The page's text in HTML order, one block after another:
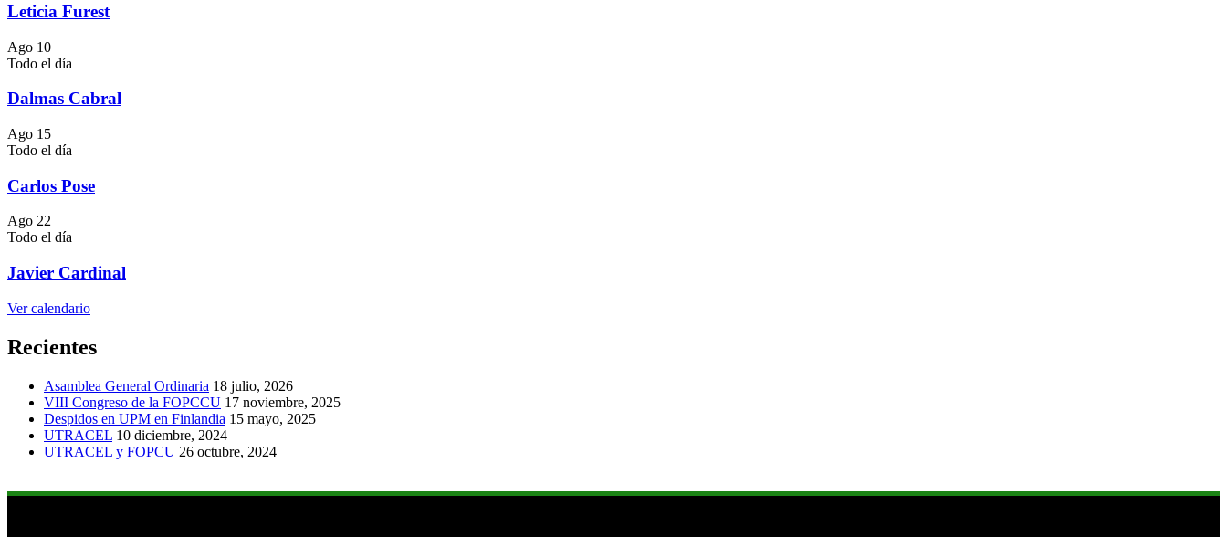
Leticia Furest
Ago 10
Todo el día
Dalmas Cabral
Ago 15
Todo el día
Carlos Pose
Ago 22
Todo el día
Javier Cardinal
Ver calendario
Recientes
Asamblea General Ordinaria 18 julio, 2026
VIII Congreso de la FOPCCU 17 noviembre, 2025
Despidos en UPM en Finlandia 15 mayo, 2025
UTRACEL 10 diciembre, 2024
UTRACEL y FOPCU 26 octubre, 2024